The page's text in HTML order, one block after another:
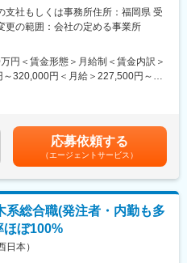
ので、ご安心ください！
ランスの整った働き方の実現が可能
っているため、突発的な対応は少な
いケースもありますが、通常は年に
ます。
供が生まれて3年間は転勤なし。な
着率ほぼ100％で長く働ける！
路施設・設備（サービスエリアや
、内勤業務も多く、現場に常駐して
つかの勤務地を経験いただき、将
を想定しております。
管理・建設を担い、日本の経済と
支社もしくは事務所住所：福岡県 受
更の範囲：会社の定める事業所
円＜賃金形態＞月給制＜賃金内訳＞
320,000円＜月給＞227,500円～
定手当を含めた表記です。
応募依頼する
（エージェントサービス）
系総合職(発注者・内勤も多
ほぼ100%
本）